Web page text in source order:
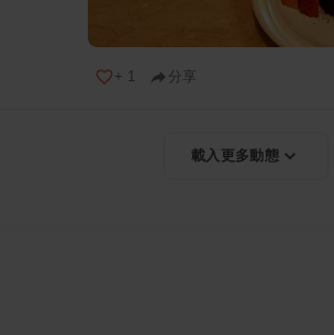
+ 1 分享
載入更多動態